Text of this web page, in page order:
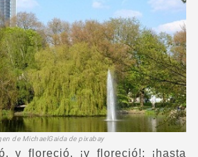
de MichaelGaida de pixabay
y floreció, ¡y floreció!; ¡hasta